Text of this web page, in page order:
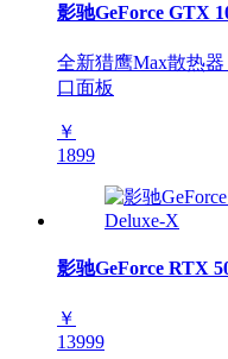
影驰GeForce GTX
全新猎鹰Max散热
口面板
￥
1899
影驰GeForce RTX
￥
13999